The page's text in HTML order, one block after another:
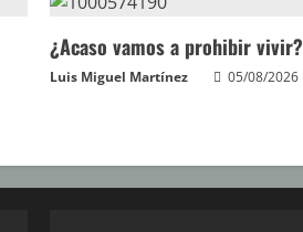
¿Acaso vamos a prohibir vivir?
Luis Miguel Martínez 05/08/2026